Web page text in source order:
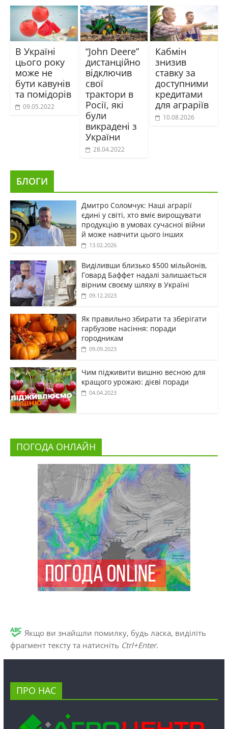
В Україні
цього року
може не
бути кавунів
та помідорів
09.05.2022
“John Deere”
дистанційно
відключив
свої
трактори в
Росії, які
були
викрадені з
України
28.04.2022
Кабмін
знизив
ставку за
доступними
кредитами
для аграріїв
10.08.2026
БЛОГИ
Дмитро Соломчук: Наші аграрії
єдині у світі, хто вміє вирощувати
продукцію в умовах сучасної війни
й може навчити цього інших
13.02.2026
Виділивши близько $500 мільйонів,
Говард Баффет надалі залишається
вірним своєму шляху в Україні
09.12.2023
Як правильно збирати та зберігати
гарбузове насіння: поради
городникам
09.09.2023
Чим підживити вишню весною для
кращого урожаю: дієві поради
04.04.2023
ПОГОДА ОНЛАЙН
Якщо ви знайшли помилку, будь ласка, виділіть
фрагмент тексту та натисніть Ctrl+Enter.
ПРО НАС